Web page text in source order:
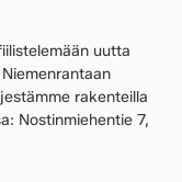
uutta
rakenteilla
Nostinmiehentie 7,